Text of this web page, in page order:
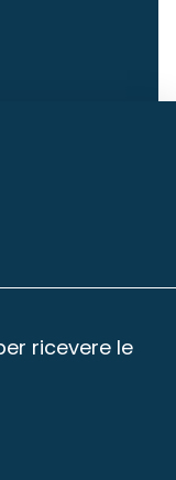
ricevere le